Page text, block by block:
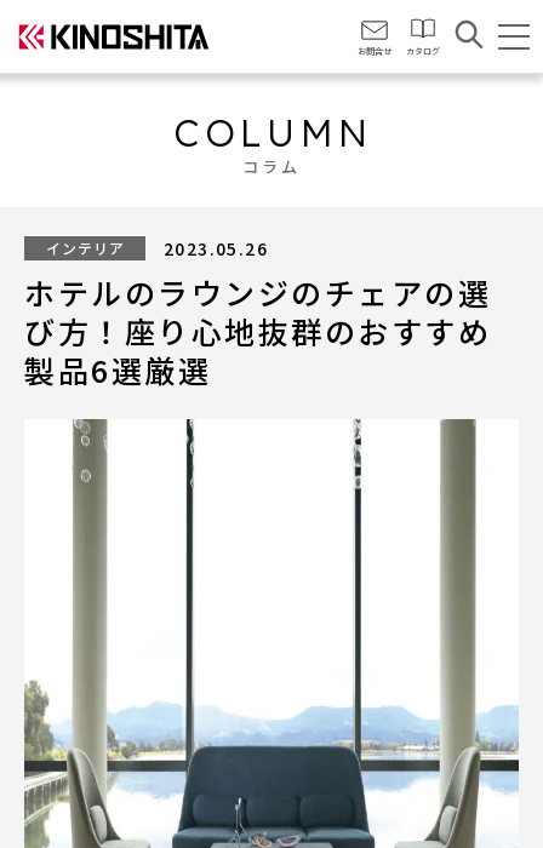
お問合せ カタログ
COLUMN
コラム
インテリア 2023.05.26
ホテルのラウンジのチェアの選
び方！座り心地抜群のおすすめ
製品6選厳選